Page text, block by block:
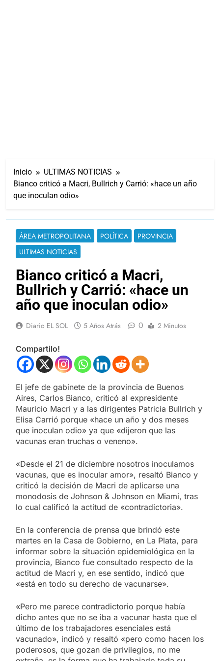
Inicio
ULTIMAS NOTICIAS
Bianco criticó a Macri, Bullrich y Carrió: «hace un año
que inoculan odio»
ÁREA METROPOLITANA POLÍTICA
PROVINCIA
ULTIMAS NOTICIAS
Bianco criticó a Macri,
Bullrich y Carrió: «hace un
año que inoculan odio»
Diario EL SOL 5 Años Atrás 0 2 Minutos
Compartilo!
El jefe de gabinete de la provincia de Buenos
Aires, Carlos Bianco, criticó al expresidente
Mauricio Macri y a las dirigentes Patricia Bullrich y
Elisa Carrió porque «hace un año y dos meses
que inoculan odio» ya que «dijeron que las
vacunas eran truchas o veneno».
«Desde el 21 de diciembre nosotros inoculamos
vacunas, que es inocular amor», resaltó Bianco y
criticó la decisión de Macri de aplicarse una
monodosis de Johnson & Johnson en Miami, tras
lo cual calificó la actitud de «contradictoria».
En la conferencia de prensa que brindó este
martes en la Casa de Gobierno, en La Plata, para
informar sobre la situación epidemiológica en la
provincia, Bianco fue consultado respecto de la
actitud de Macri y, en ese sentido, indicó que
«está en todo su derecho de vacunarse».
«Pero me parece contradictorio porque había
dicho antes que no se iba a vacunar hasta que el
último de los trabajadores esenciales está
vacunado», indicó y resaltó «pero como hacen los
poderosos, que gozan de privilegios, no me